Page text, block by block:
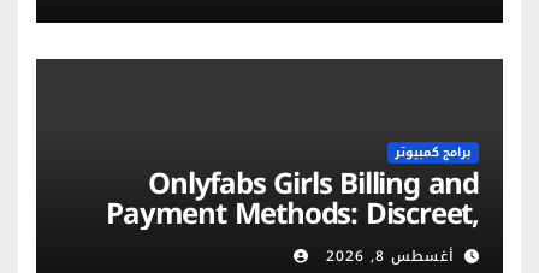
برامج كمبيوتر
Onlyfabs Girls Billing and
Payment Methods: Discreet,
Secure & Flexible Options
أغسطس 8, 2026